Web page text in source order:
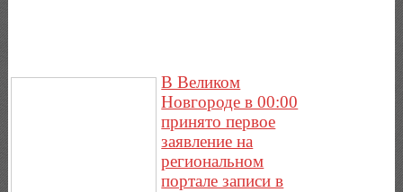
В Великом
Новгороде в 00:00
принято первое
заявление на
региональном
портале записи в